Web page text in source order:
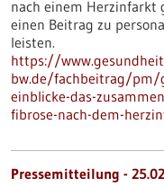
nach einem Herzinfarkt
einen Beitrag zu
leisten.
https://
bw.de/fachbeitrag/pm/
einblicke-das-
fibrose-nach-dem-
Pressemitteilung -